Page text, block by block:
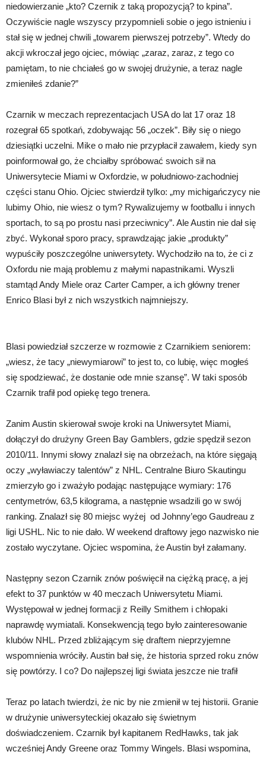
niedowierzanie „kto? Czernik z taką propozycją? to kpina”.
Oczywiście nagle wszyscy przypomnieli sobie o jego istnieniu i
stał się w jednej chwili „towarem pierwszej potrzeby”. Wtedy do
akcji wkroczał jego ojciec, mówiąc „zaraz, zaraz, z tego co
pamiętam, to nie chciałeś go w swojej drużynie, a teraz nagle
zmieniłeś zdanie?”
Czarnik w meczach reprezentacjach USA do lat 17 oraz 18
rozegrał 65 spotkań, zdobywając 56 „oczek”. Biły się o niego
dziesiątki uczelni. Mike o mało nie przypłacił zawałem, kiedy syn
poinformował go, że chciałby spróbować swoich sił na
Uniwersytecie Miami w Oxfordzie, w południowo-zachodniej
części stanu Ohio. Ojciec stwierdził tylko: „my michigańczycy nie
lubimy Ohio, nie wiesz o tym? Rywalizujemy w footballu i innych
sportach, to są po prostu nasi przeciwnicy”. Ale Austin nie dał się
zbyć. Wykonał sporo pracy, sprawdzając jakie „produkty”
wypuściły poszczególne uniwersytety. Wychodziło na to, że ci z
Oxfordu nie mają problemu z małymi napastnikami. Wyszli
stamtąd Andy Miele oraz Carter Camper, a ich główny trener
Enrico Blasi był z nich wszystkich najmniejszy.
Blasi powiedział szczerze w rozmowie z Czarnikiem seniorem:
„wiesz, że tacy „niewymiarowi” to jest to, co lubię, więc mogłeś
się spodziewać, że dostanie ode mnie szansę”. W taki sposób
Czarnik trafił pod opiekę tego trenera.
Zanim Austin skierował swoje kroki na Uniwersytet Miami,
dołączył do drużyny Green Bay Gamblers, gdzie spędził sezon
2010/11. Innymi słowy znalazł się na obrzeżach, na które sięgają
oczy „wyławiaczy talentów” z NHL. Centralne Biuro Skautingu
zmierzyło go i zważyło podając następujące wymiary: 176
centymetrów, 63,5 kilograma, a następnie wsadzili go w swój
ranking. Znalazł się 80 miejsc wyżej od Johnny’ego Gaudreau z
ligi USHL. Nic to nie dało. W weekend draftowy jego nazwisko nie
zostało wyczytane. Ojciec wspomina, że Austin był załamany.
Następny sezon Czarnik znów poświęcił na ciężką pracę, a jej
efekt to 37 punktów w 40 meczach Uniwersytetu Miami.
Występował w jednej formacji z Reilly Smithem i chłopaki
naprawdę wymiatali. Konsekwencją tego było zainteresowanie
klubów NHL. Przed zbliżającym się draftem nieprzyjemne
wspomnienia wróciły. Austin bał się, że historia sprzed roku znów
się powtórzy. I co? Do najlepszej ligi świata jeszcze nie trafił
Teraz po latach twierdzi, że nic by nie zmienił w tej historii. Granie
w drużynie uniwersyteckiej okazało się świetnym
doświadczeniem. Czarnik był kapitanem RedHawks, tak jak
wcześniej Andy Greene oraz Tommy Wingels. Blasi wspomina,